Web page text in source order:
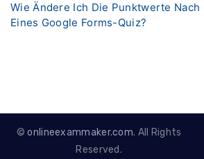
Wie Ändere Ich Die Punktwerte Nach
Eines Google Forms-Quiz?
©onlineexammaker.com. All Rights
Reserved.